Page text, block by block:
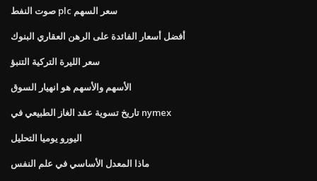
صوت النفط plc سعر السهم
أفضل أسعار الفائدة على الرهن العقاري البنوك
سعر الليرة التركية التنبؤ
الأسهم والأسهم هو انهيار السوق
تاريخ تسوية عقد الغاز الطبيعي في nymex
اليورو يوميا التحليل
ماذا المعدل الأساسي في علم النفس